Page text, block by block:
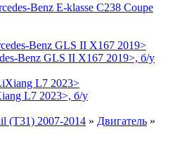
Benz E-klasse C238 Coupe
Benz GLS II X167 2019>, б/у
L7 2023>, б/у
(T31) 2007-2014 » Двигатель »